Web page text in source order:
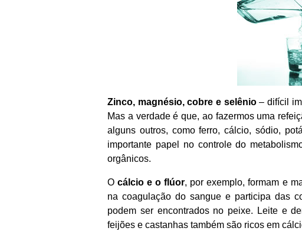
Zinco, magnésio, cobre e selênio– difícil
Mas a verdade é que, ao fazermos uma
alguns outros, como ferro, cálcio, sódio,
importante papel no controle do
orgânicos.
Ocálcio e o flúor, por exemplo, formam e
na coagulação do sangue e participa das
podem ser encontrados no peixe. Leite e
feijões e castanhas também são ricos em